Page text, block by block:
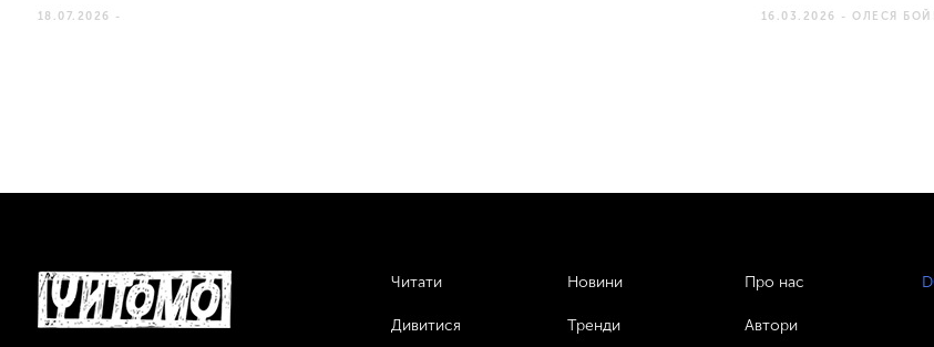
18.07.2026 - 16.03.2026 - ОЛЕСЯ
Читати
Дивитися
Новини
Тренди
Про нас
Автори